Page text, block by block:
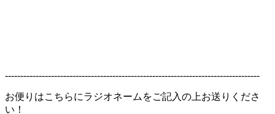
-----------------------------------------------------------------------------------
お便りはこちらにラジオネームをご記入の上お送りくださ
い！